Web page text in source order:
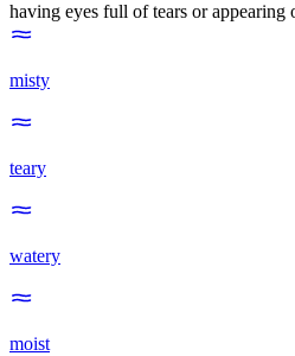
having eyes full of tears or appearing
misty
teary
watery
moist